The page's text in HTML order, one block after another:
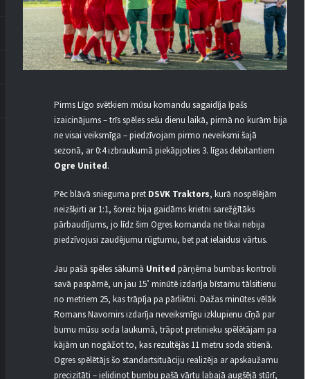
Pirms Līgo svētkiem mūsu komandu sagaidīja īpašs
izaicinājums – trīs spēles sešu dienu laikā, pirmā no kurām bija
ne visai veiksmīga – piedzīvojam pirmo neveiksmi šajā
sezonā, ar 0:4 izbraukumā piekāpjoties 3. līgas debitantiem
Ogre United.
Pēc blāvā snieguma pret DSVK Traktors, kurā nospēlējām
neizšķirti ar 1:1, šoreiz bija gaidāms krietni sarežģītāks
pārbaudījums, jo līdz šim Ogres komanda ne tikai nebija
piedzīvojusi zaudējumu rūgtumu, bet pat ielaidusi vārtus.
Jau pašā spēles sākumā United pārņēma bumbas kontroli
savā paspārnē, un jau 15’ minūtē izdarīja bīstamu tālsitienu
no metriem 25, kas trāpīja pa pārliktni. Dažas minūtes vēlāk
Romans Navomirs izdarīja neveiksmīgu izklupienu cīņā par
bumu mūsu soda laukumā, trāpot pretinieku spēlētājam pa
kājām un nogāžot to, kas rezultējās 11 metru soda sitienā.
Ogres spēlētājs šo standartsituāciju realizēja ar apskaužamu
precizitāti – ielidinot bumbu pašā vārtu labajā augšējā stūrī,